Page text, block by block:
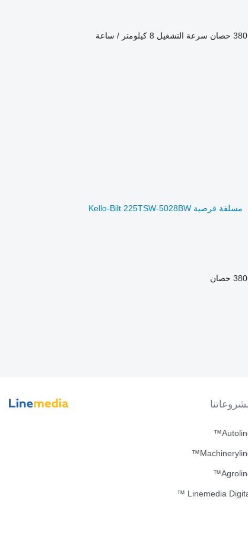
380 حصان سرعة التشغيل 8 كيلومتر / ساعة
مسلفة قرصية Kello-Bilt 225TSW-5028BW
380 حصان
Linemedia Digital